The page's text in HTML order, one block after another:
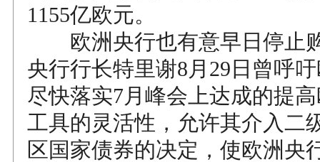
1155亿欧元。
欧洲央行也有意早日停止
央行行长特里谢8月29日曾呼
尽快落实7月峰会上达成的提
工具的灵活性，允许其介入二
区国家债券的决定，使欧洲央